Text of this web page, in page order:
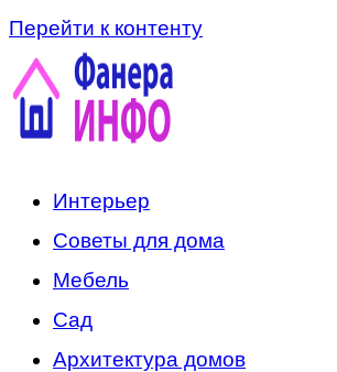
Перейти к контенту
Интерьер
Советы для дома
Мебель
Сад
Архитектура домов